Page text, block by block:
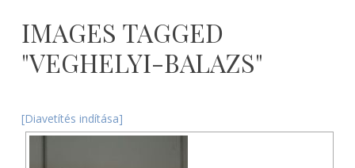
IMAGES TAGGED
"VEGHELYI-BALAZS"
08-
07
[Diavetítés indítása]